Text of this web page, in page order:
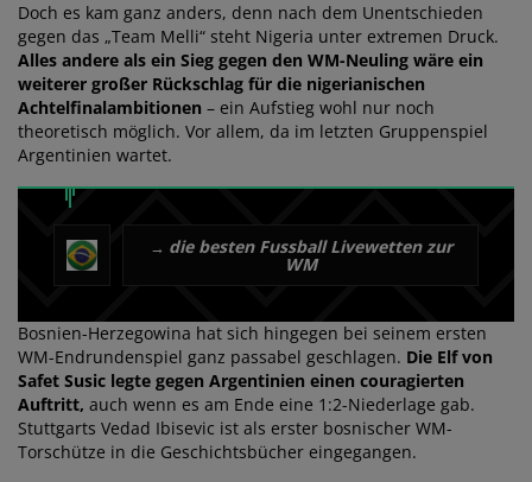
Doch es kam ganz anders, denn nach dem Unentschieden
gegen das „Team Melli“ steht Nigeria unter extremen Druck.
Alles andere als ein Sieg gegen den WM-Neuling wäre ein
weiterer großer Rückschlag für die nigerianischen
Achtelfinalambitionen – ein Aufstieg wohl nur noch
theoretisch möglich. Vor allem, da im letzten Gruppenspiel
Argentinien wartet.
→ die besten Fussball Livewetten zur
WM
Bosnien-Herzegowina hat sich hingegen bei seinem ersten
WM-Endrundenspiel ganz passabel geschlagen. Die Elf von
Safet Susic legte gegen Argentinien einen couragierten
Auftritt, auch wenn es am Ende eine 1:2-Niederlage gab.
Stuttgarts Vedad Ibisevic ist als erster bosnischer WM-
Torschütze in die Geschichtsbücher eingegangen.